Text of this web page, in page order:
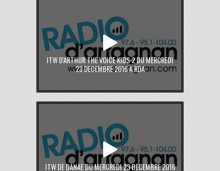
ITW D'ARTHUR THE VOICE KIDS 2 DU MERCREDI
23 DECEMBRE 2016 A RDA
ITW DE DANAE DU MERCREDI 23 DECEMBRE 2016